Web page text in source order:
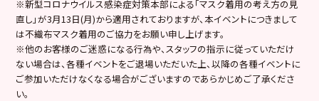
※新型コロナウイルス感染症対策本部による「マスク着用の考え方の見
直し」が3月13日(月)から適用されておりますが、本イベントにつきまして
は不織布マスク着用のご協力をお願い申し上げます。
※他のお客様のご迷惑になる行為や、スタッフの指示に従っていただけ
ない場合は、各種イベントをご退場いただいた上、以降の各種イベントに
ご参加いただけなくなる場合がございますのであらかじめご了承くださ
い。